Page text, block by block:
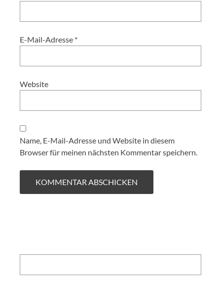
E-Mail-Adresse *
Website
Name, E-Mail-Adresse und Website in diesem
Browser für meinen nächsten Kommentar speichern.